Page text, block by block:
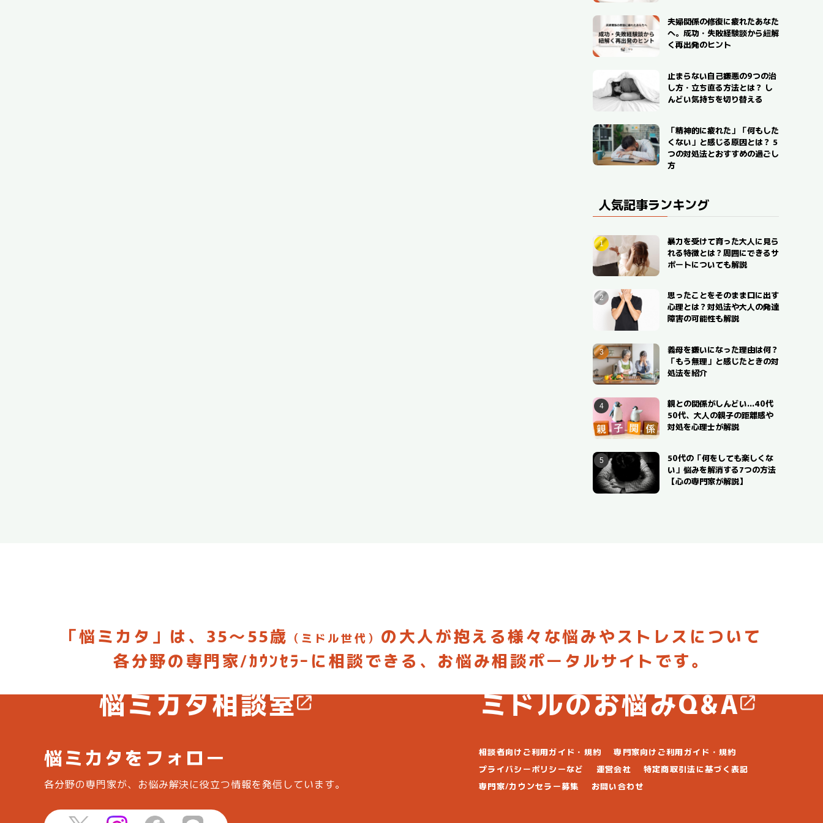
夫婦関係の修復に疲れたあなた
へ。成功・失敗経験談から紐解
く再出発のヒント
止まらない自己嫌悪の9つの治
し方・立ち直る方法とは？ し
んどい気持ちを切り替える
「精神的に疲れた」「何もした
くない」と感じる原因とは？ 5
つの対処法とおすすめの過ごし
方
人気記事ランキング
暴力を受けて育った大人に見ら
れる特徴とは？周囲にできるサ
ポートについても解説
思ったことをそのまま口に出す
心理とは？対処法や大人の発達
障害の可能性も解説
義母を嫌いになった理由は何？
「もう無理」と感じたときの対
処法を紹介
親との関係がしんどい…40代
50代、大人の親子の距離感や
対処を心理士が解説
50代の「何をしても楽しくな
い」悩みを解消する7つの方法
【心の専門家が解説】
「悩ミカタ」は、35～55歳 （ミドル世代） の大人が抱える様々な悩みやストレスについて
各分野の専門家/ｶｳﾝｾﾗｰに相談できる、お悩み相談ポータルサイトです。
悩ミカタ相談室 ミドルのお悩みQ&A
悩ミカタをフォロー
各分野の専門家が、お悩み解決に役立つ情報を発信しています。
相談者向けご利用ガイド・規約
専門家向けご利用ガイド・規約
プライバシーポリシーなど
運営会社
特定商取引法に基づく表記
専門家/カウンセラー募集
お問い合わせ